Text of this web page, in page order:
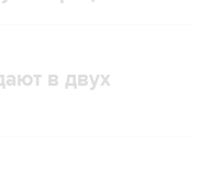
в двух